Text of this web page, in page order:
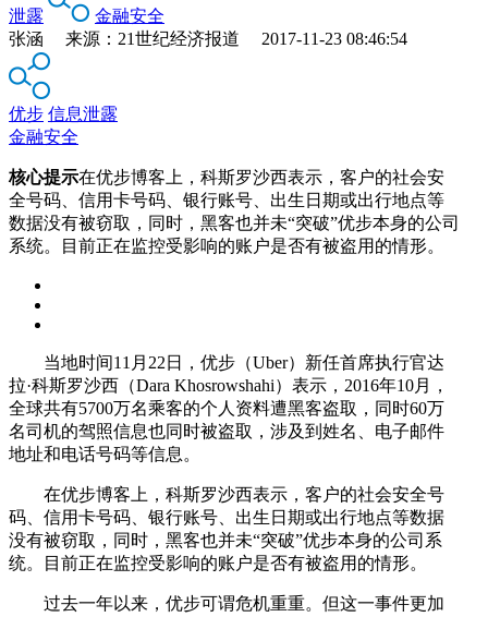
泄露
金融安全
张涵 来源：21世纪经济报道 2017-11-23 08:46:54
优步 信息泄露
金融安全
核心提示在优步博客上，科斯罗沙西表示，客户的社会安
全号码、信用卡号码、银行账号、出生日期或出行地点等
数据没有被窃取，同时，黑客也并未“突破”优步本身的公司
系统。目前正在监控受影响的账户是否有被盗用的情形。
当地时间11月22日，优步（Uber）新任首席执行官达
拉·科斯罗沙西（Dara Khosrowshahi）表示，2016年10月，
全球共有5700万名乘客的个人资料遭黑客盗取，同时60万
名司机的驾照信息也同时被盗取，涉及到姓名、电子邮件
地址和电话号码等信息。
在优步博客上，科斯罗沙西表示，客户的社会安全号
码、信用卡号码、银行账号、出生日期或出行地点等数据
没有被窃取，同时，黑客也并未“突破”优步本身的公司系
统。目前正在监控受影响的账户是否有被盗用的情形。
过去一年以来，优步可谓危机重重。但这一事件更加